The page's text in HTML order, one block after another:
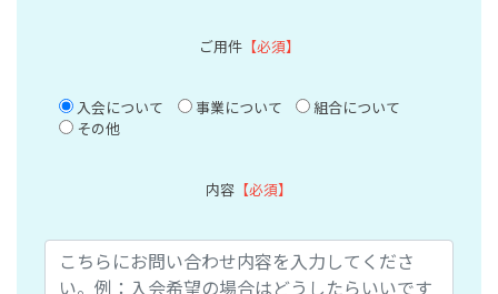
ご用件【必須】
入会について 事業について
組合について
その他
内容 【必須】